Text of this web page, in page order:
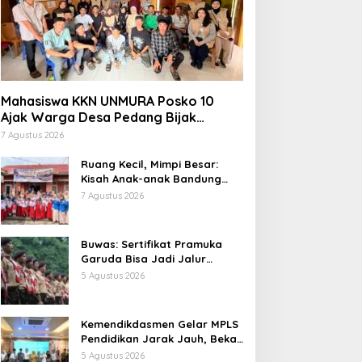
Mahasiswa KKN UNMURA Posko 10
Ajak Warga Desa Pedang Bijak
Bermedia Digital
7 Agustus 2026
Ruang Kecil, Mimpi Besar:
Kisah Anak-anak Bandung
Ujung Menemukan Dunia
7 Agustus 2026
Buwas: Sertifikat Pramuka
Garuda Bisa Jadi Jalur
Khusus Masuk TNI, Polri, dan
5 Agustus 2026
Kemendikdasmen Gelar MPLS
Pendidikan Jarak Jauh, Bekali
Murid Bangun Kemandirian
5 Agustus 2026